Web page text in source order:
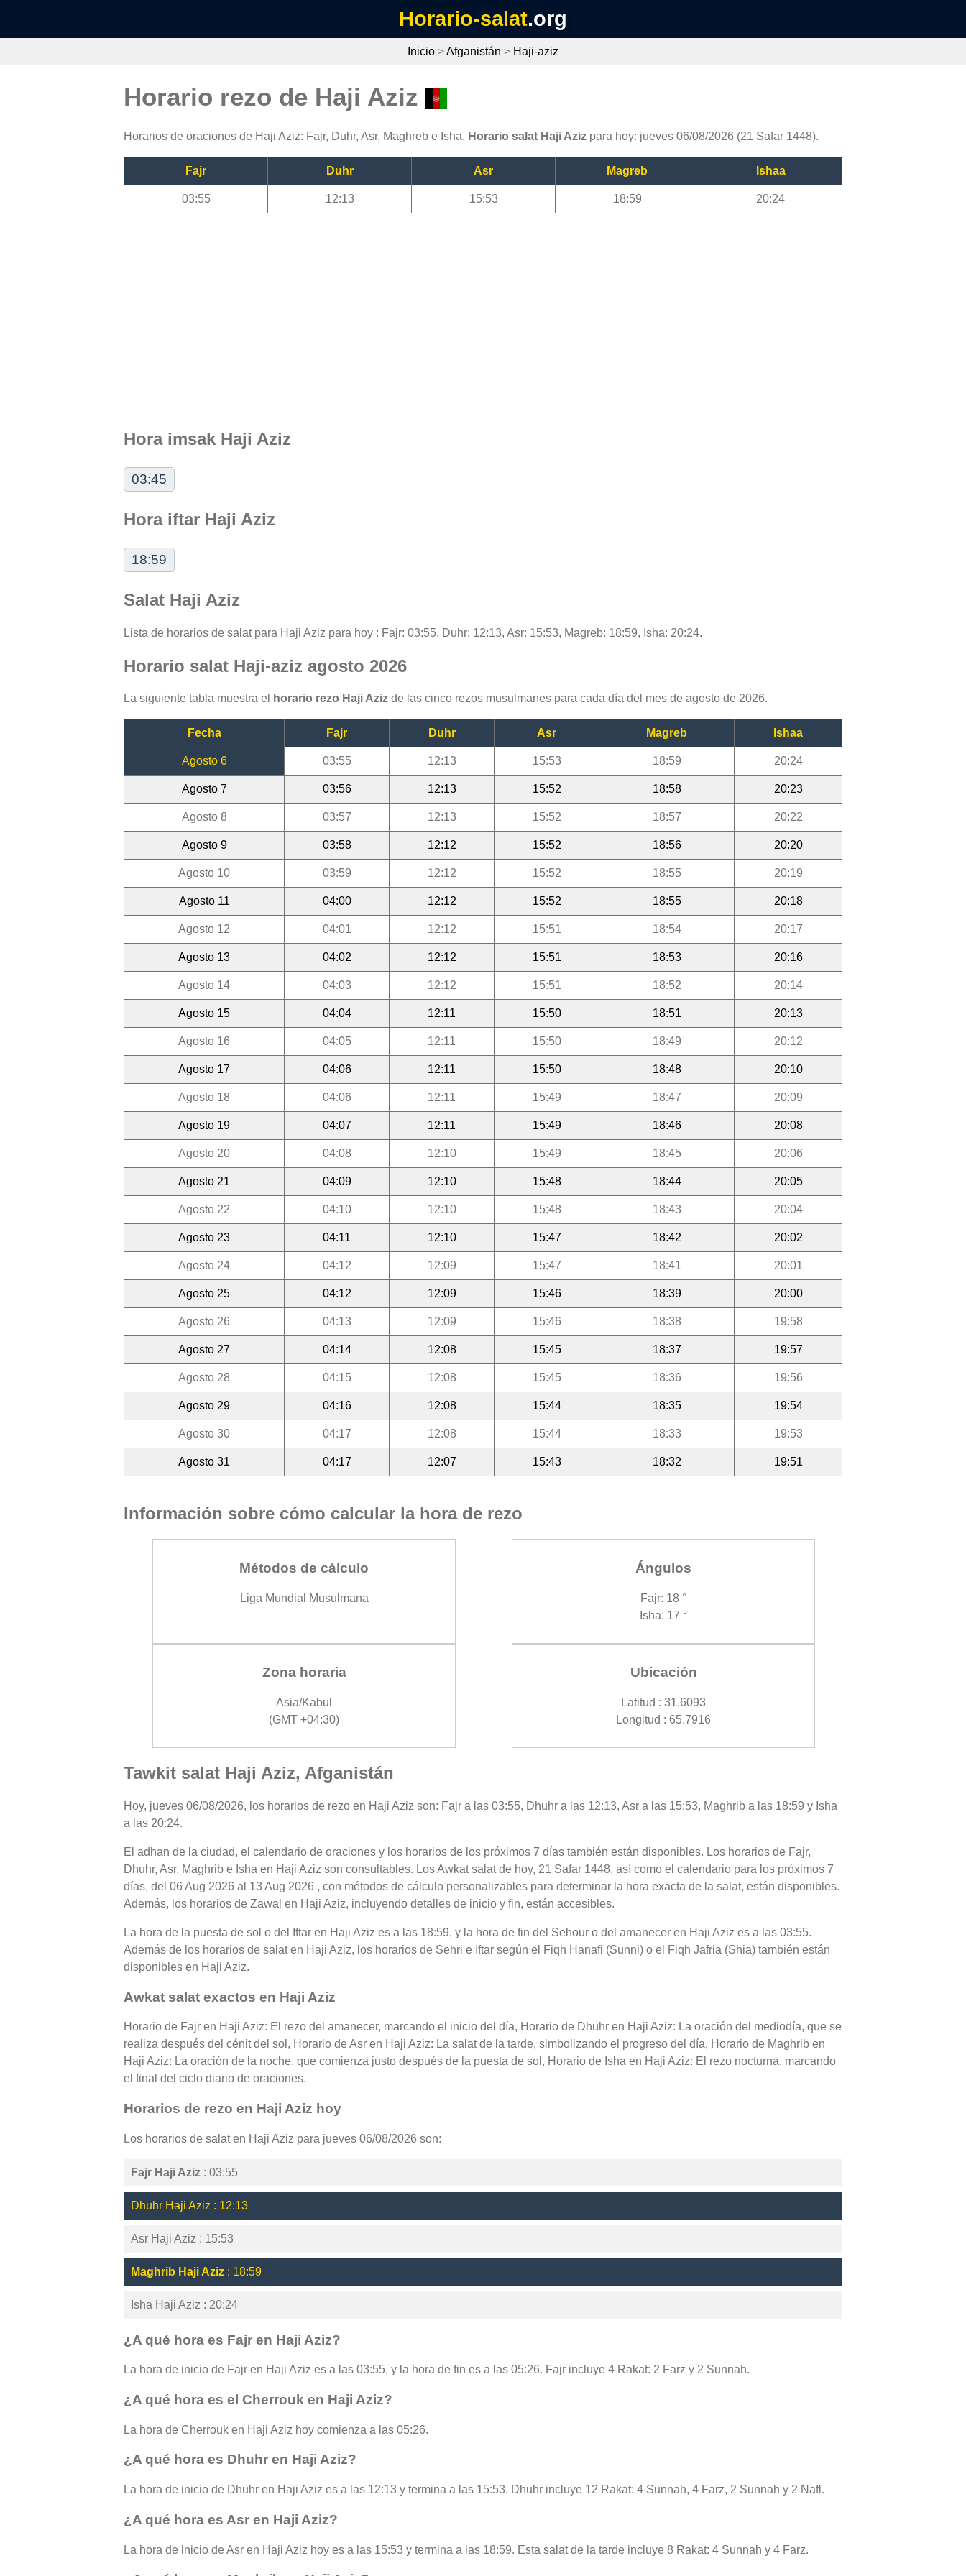
Horario-salat.org
Inicio >Afganistán > Haji-aziz
Horario rezo de Haji Aziz
Horarios de oraciones de Haji Aziz: Fajr, Duhr, Asr, Maghreb e Isha. Horario salat Haji Aziz para hoy: jueves 06/08/2026 (21 Safar 1448).
Fajr Duhr Asr Magreb Ishaa
03:55 12:13 15:53 18:59 20:24
Hora imsak Haji Aziz
03:45
Hora iftar Haji Aziz
18:59
Salat Haji Aziz
Lista de horarios de salat para Haji Aziz para hoy : Fajr: 03:55, Duhr: 12:13, Asr: 15:53, Magreb: 18:59, Isha: 20:24.
Horario salat Haji-aziz agosto 2026
La siguiente tabla muestra el horario rezo Haji Aziz de las cinco rezos musulmanes para cada día del mes de agosto de 2026.
Fecha Fajr Duhr Asr Magreb Ishaa
Agosto 6 03:55 12:13 15:53 18:59 20:24
Agosto 7 03:56 12:13 15:52 18:58 20:23
Agosto 8 03:57 12:13 15:52 18:57 20:22
Agosto 9 03:58 12:12 15:52 18:56 20:20
Agosto 10 03:59 12:12 15:52 18:55 20:19
Agosto 11 04:00 12:12 15:52 18:55 20:18
Agosto 12 04:01 12:12 15:51 18:54 20:17
Agosto 13 04:02 12:12 15:51 18:53 20:16
Agosto 14 04:03 12:12 15:51 18:52 20:14
Agosto 15 04:04 12:11 15:50 18:51 20:13
Agosto 16 04:05 12:11 15:50 18:49 20:12
Agosto 17 04:06 12:11 15:50 18:48 20:10
Agosto 18 04:06 12:11 15:49 18:47 20:09
Agosto 19 04:07 12:11 15:49 18:46 20:08
Agosto 20 04:08 12:10 15:49 18:45 20:06
Agosto 21 04:09 12:10 15:48 18:44 20:05
Agosto 22 04:10 12:10 15:48 18:43 20:04
Agosto 23 04:11 12:10 15:47 18:42 20:02
Agosto 24 04:12 12:09 15:47 18:41 20:01
Agosto 25 04:12 12:09 15:46 18:39 20:00
Agosto 26 04:13 12:09 15:46 18:38 19:58
Agosto 27 04:14 12:08 15:45 18:37 19:57
Agosto 28 04:15 12:08 15:45 18:36 19:56
Agosto 29 04:16 12:08 15:44 18:35 19:54
Agosto 30 04:17 12:08 15:44 18:33 19:53
Agosto 31 04:17 12:07 15:43 18:32 19:51
Información sobre cómo calcular la hora de rezo
Métodos de cálculo
Liga Mundial Musulmana
Ángulos
Fajr: 18 °
Isha: 17 °
Zona horaria
Asia/Kabul
(GMT +04:30)
Ubicación
Latitud : 31.6093
Longitud : 65.7916
Tawkit salat Haji Aziz, Afganistán
Hoy, jueves 06/08/2026, los horarios de rezo en Haji Aziz son: Fajr a las 03:55, Dhuhr a las 12:13, Asr a las 15:53, Maghrib a las 18:59 y Isha
a las 20:24.
El adhan de la ciudad, el calendario de oraciones y los horarios de los próximos 7 días también están disponibles. Los horarios de Fajr,
Dhuhr, Asr, Maghrib e Isha en Haji Aziz son consultables. Los Awkat salat de hoy, 21 Safar 1448, así como el calendario para los próximos 7
días, del 06 Aug 2026 al 13 Aug 2026 , con métodos de cálculo personalizables para determinar la hora exacta de la salat, están disponibles.
Además, los horarios de Zawal en Haji Aziz, incluyendo detalles de inicio y fin, están accesibles.
La hora de la puesta de sol o del Iftar en Haji Aziz es a las 18:59, y la hora de fin del Sehour o del amanecer en Haji Aziz es a las 03:55.
Además de los horarios de salat en Haji Aziz, los horarios de Sehri e Iftar según el Fiqh Hanafi (Sunni) o el Fiqh Jafria (Shia) también están
disponibles en Haji Aziz.
Awkat salat exactos en Haji Aziz
Horario de Fajr en Haji Aziz: El rezo del amanecer, marcando el inicio del día, Horario de Dhuhr en Haji Aziz: La oración del mediodía, que se
realiza después del cénit del sol, Horario de Asr en Haji Aziz: La salat de la tarde, simbolizando el progreso del día, Horario de Maghrib en
Haji Aziz: La oración de la noche, que comienza justo después de la puesta de sol, Horario de Isha en Haji Aziz: El rezo nocturna, marcando
el final del ciclo diario de oraciones.
Horarios de rezo en Haji Aziz hoy
Los horarios de salat en Haji Aziz para jueves 06/08/2026 son:
Fajr Haji Aziz : 03:55
Dhuhr Haji Aziz : 12:13
Asr Haji Aziz : 15:53
Maghrib Haji Aziz : 18:59
Isha Haji Aziz : 20:24
¿A qué hora es Fajr en Haji Aziz?
La hora de inicio de Fajr en Haji Aziz es a las 03:55, y la hora de fin es a las 05:26. Fajr incluye 4 Rakat: 2 Farz y 2 Sunnah.
¿A qué hora es el Cherrouk en Haji Aziz?
La hora de Cherrouk en Haji Aziz hoy comienza a las 05:26.
¿A qué hora es Dhuhr en Haji Aziz?
La hora de inicio de Dhuhr en Haji Aziz es a las 12:13 y termina a las 15:53. Dhuhr incluye 12 Rakat: 4 Sunnah, 4 Farz, 2 Sunnah y 2 Nafl.
¿A qué hora es Asr en Haji Aziz?
La hora de inicio de Asr en Haji Aziz hoy es a las 15:53 y termina a las 18:59. Esta salat de la tarde incluye 8 Rakat: 4 Sunnah y 4 Farz.